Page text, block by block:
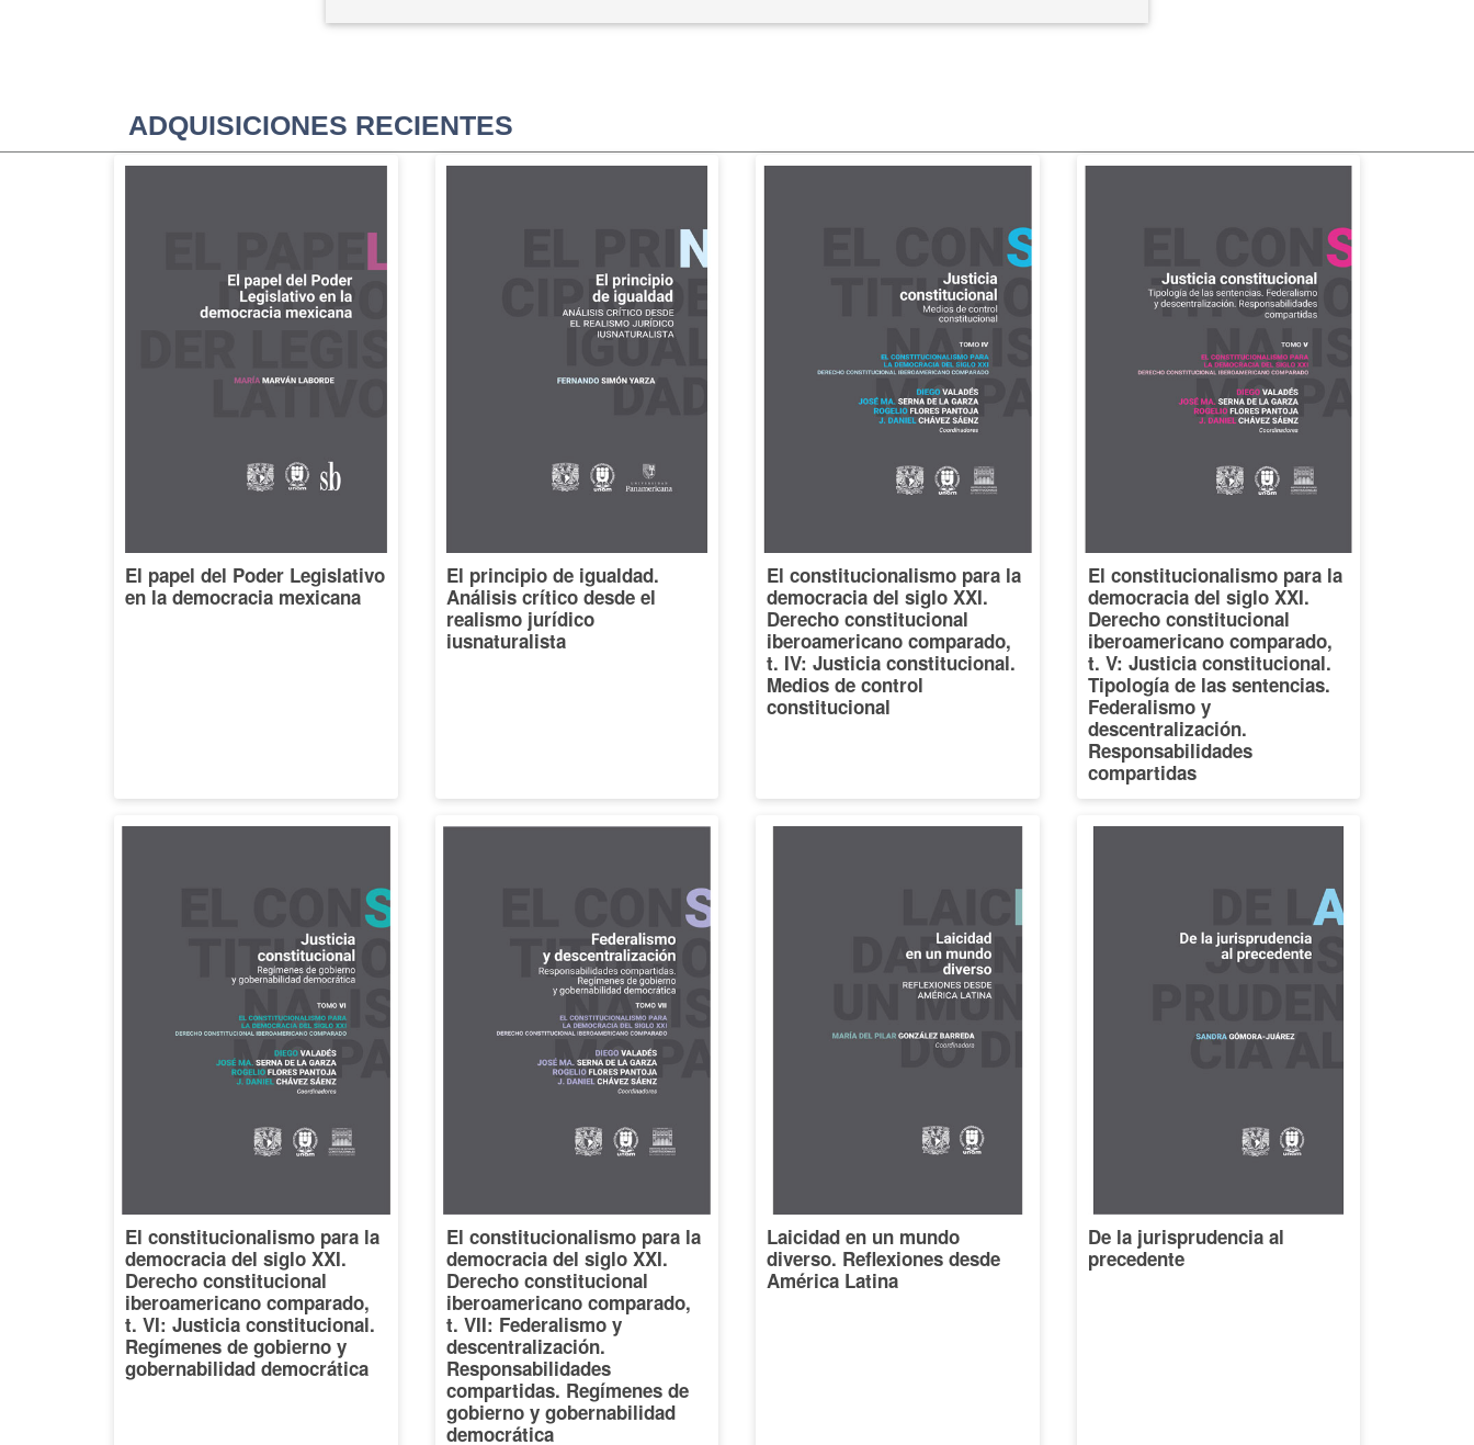
ADQUISICIONES RECIENTES
El papel del Poder Legislativo
en la democracia mexicana
El principio de igualdad.
Análisis crítico desde el
realismo jurídico
iusnaturalista
El constitucionalismo para la
democracia del siglo XXI.
Derecho constitucional
iberoamericano comparado,
t. IV: Justicia constitucional.
Medios de control
constitucional
El constitucionalismo para la
democracia del siglo XXI.
Derecho constitucional
iberoamericano comparado,
t. V: Justicia constitucional.
Tipología de las sentencias.
Federalismo y
descentralización.
Responsabilidades
compartidas
El constitucionalismo para la
democracia del siglo XXI.
Derecho constitucional
iberoamericano comparado,
t. VI: Justicia constitucional.
Regímenes de gobierno y
gobernabilidad democrática
El constitucionalismo para la
democracia del siglo XXI.
Derecho constitucional
iberoamericano comparado,
t. VII: Federalismo y
descentralización.
Responsabilidades
compartidas. Regímenes de
gobierno y gobernabilidad
democrática
Laicidad en un mundo
diverso. Reflexiones desde
América Latina
De la jurisprudencia al
precedente